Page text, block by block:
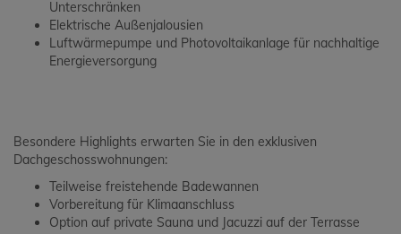
Unterschränken
Elektrische Außenjalousien
Luftwärmepumpe und Photovoltaikanlage für nachhaltige
Energieversorgung
Besondere Highlights erwarten Sie in den exklusiven
Dachgeschosswohnungen:
Teilweise freistehende Badewannen
Vorbereitung für Klimaanschluss
Option auf private Sauna und Jacuzzi auf der Terrasse